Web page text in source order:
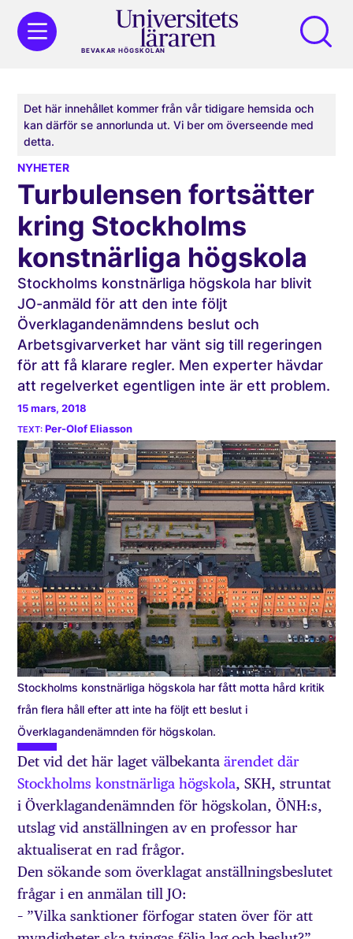
BEVAKAR HÖGSKOLAN
Det här innehållet kommer från vår tidigare hemsida och
kan därför se annorlunda ut. Vi ber om överseende med
detta.
NYHETER
Turbulensen fortsätter
kring Stockholms
konstnärliga högskola
Stockholms konstnärliga högskola har blivit
JO-anmäld för att den inte följt
Överklagandenämndens beslut och
Arbetsgivarverket har vänt sig till regeringen
för att få klarare regler. Men experter hävdar
att regelverket egentligen inte är ett problem.
15 mars, 2018
Per-Olof Eliasson
Stockholms konstnärliga högskola har fått motta hård kritik
från flera håll efter att inte ha följt ett beslut i
Överklagandenämnden för högskolan.
Det vid det här laget välbekantaärendet där
Stockholms konstnärliga högskola, SKH, struntat
i Överklagandenämnden för högskolan, ÖNH:s,
utslag vid anställningen av en professor har
aktualiserat en rad frågor.
Den sökande som överklagat anställningsbeslutet
frågar i en anmälan till JO:
– ”Vilka sanktioner förfogar staten över för att